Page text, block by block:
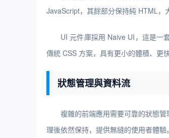
JavaScript，其餘部分保持純 HTML，
UI 元件庫採用 Naive UI，這是一
傳統 CSS 方案，具有更小的體積、更
狀態管理與資料流
複雜的前端應用需要可靠的狀態
理後依然保持，提供無縫的使用者體驗。